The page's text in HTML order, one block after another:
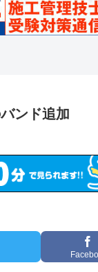
ンド追加